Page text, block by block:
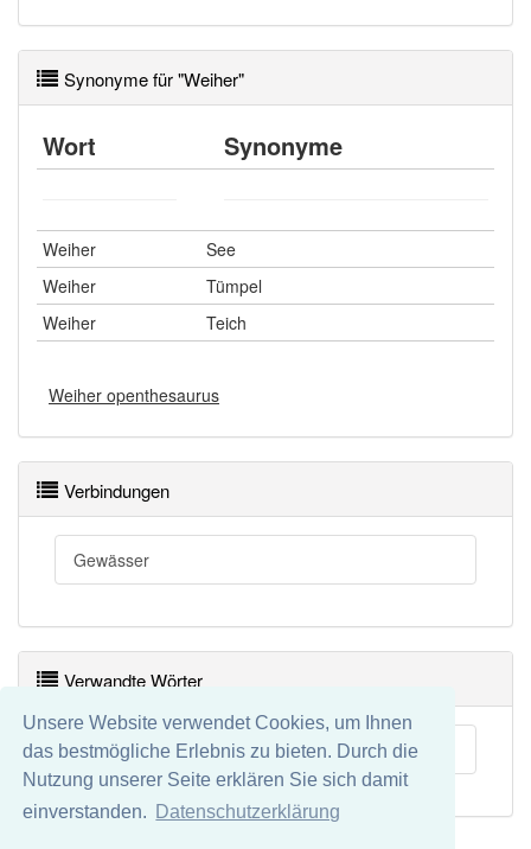
Unsere Website verwendet Cookies, um Ihnen
das bestmögliche Erlebnis zu bieten. Durch die
Nutzung unserer Seite erklären Sie sich damit
einverstanden.
Datenschutzerklärung
Das Wort wird häufig verwendet im Bereich
besonders süddeutsch
89% unserer Spielapp-Nutzer haben den Artikel
korrekt erraten.
Synonyme für "Weiher"
Wort Synonyme
Weiher
See
Weiher
Tümpel
Weiher
Teich
Weiher openthesaurus
Verbindungen
Gewässer
Verwandte Wörter
Fischweiher